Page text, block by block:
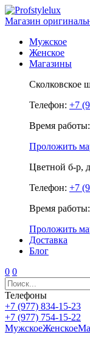
Магазин
Мужское
Женское
Магазины
Сколковское
Телефон: +7
Время
Проложить
Цветной б-р,
Телефон: +7
Время
Проложить
Доставка
Блог
0 0
Телефоны
+7 (977) 834-15-23
+7 (977) 754-15-22
МужскоеЖенское